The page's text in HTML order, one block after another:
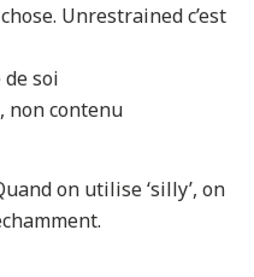
Unrestrained c’est
soi
non contenu
on utilise ‘silly’, on